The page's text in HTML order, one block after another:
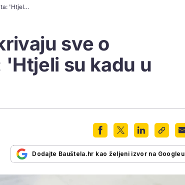
Mlade arhitektice otkrivaju sve o zahtjevima klijenata: 'Htjeli su kadu u dnevnom boravku'
sve o
su kadu u
Dodajte Bauštela.hr kao željeni izvor na Googleu